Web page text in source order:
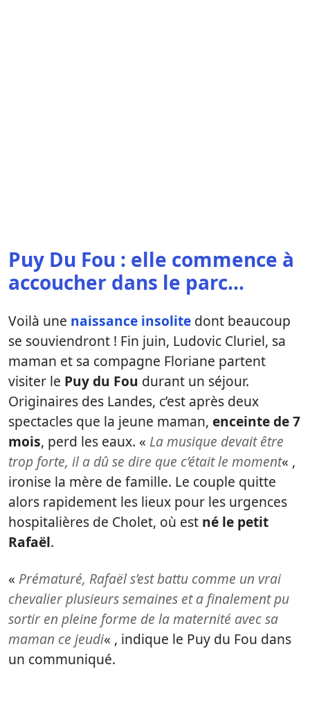
Puy Du Fou : elle commence à
accoucher dans le parc…
Voilà une naissance insolite dont beaucoup
se souviendront ! Fin juin, Ludovic Cluriel, sa
maman et sa compagne Floriane partent
visiter le Puy du Fou durant un séjour.
Originaires des Landes, c’est après deux
spectacles que la jeune maman, enceinte de 7
mois, perd les eaux. « La musique devait être
trop forte, il a dû se dire que c’était le moment« ,
ironise la mère de famille. Le couple quitte
alors rapidement les lieux pour les urgences
hospitalières de Cholet, où est né le petit
Rafaël.
« Prématuré, Rafaël s’est battu comme un vrai
chevalier plusieurs semaines et a finalement pu
sortir en pleine forme de la maternité avec sa
maman ce jeudi« , indique le Puy du Fou dans
un communiqué.